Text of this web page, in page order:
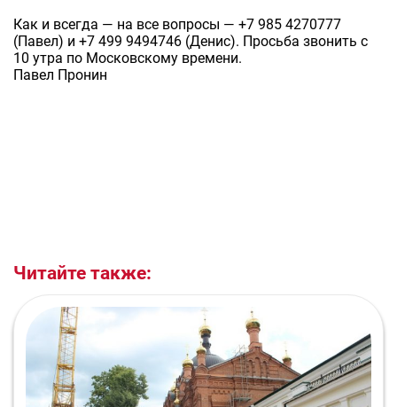
Как и всегда — на все вопросы — +7 985 4270777
(Павел) и +7 499 9494746 (Денис). Просьба звонить с
10 утра по Московскому времени.
Павел Пронин
Читайте также: